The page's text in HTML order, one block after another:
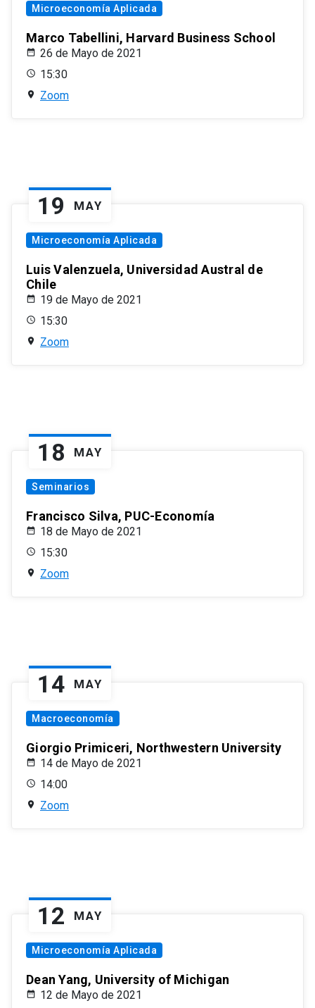
Microeconomía Aplicada
Marco Tabellini, Harvard Business School
26 de Mayo de 2021
15:30
Zoom
19 MAY
Microeconomía Aplicada
Luis Valenzuela, Universidad Austral de
Chile
19 de Mayo de 2021
15:30
Zoom
18 MAY
Seminarios
Francisco Silva, PUC-Economía
18 de Mayo de 2021
15:30
Zoom
14 MAY
Macroeconomía
Giorgio Primiceri, Northwestern University
14 de Mayo de 2021
14:00
Zoom
12 MAY
Microeconomía Aplicada
Dean Yang, University of Michigan
12 de Mayo de 2021